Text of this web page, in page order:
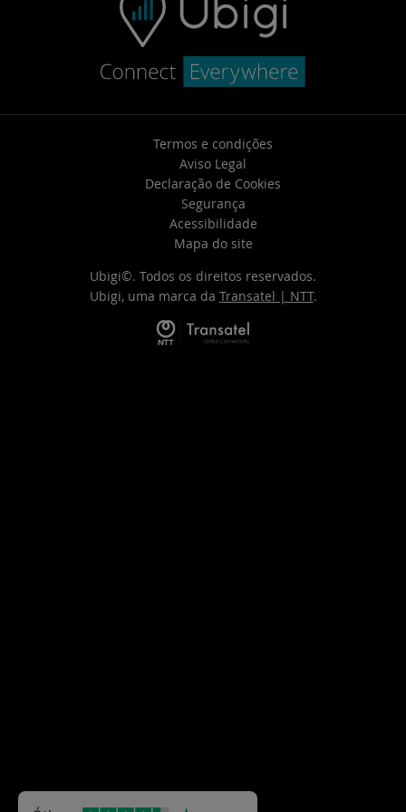
Termos e condições
Aviso Legal
Declaração de Cookies
Segurança
Acessibilidade
Mapa do site
Ubigi©. Todos os direitos reservados.
Ubigi, uma marca da Transatel | NTT.